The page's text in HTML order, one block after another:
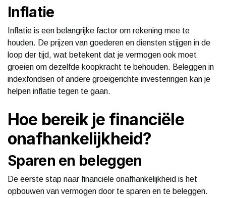
Inflatie
Inflatie is een belangrijke factor om rekening mee te
houden. De prijzen van goederen en diensten stijgen in de
loop der tijd, wat betekent dat je vermogen ook moet
groeien om dezelfde koopkracht te behouden. Beleggen in
indexfondsen of andere groeigerichte investeringen kan je
helpen inflatie tegen te gaan.
Hoe bereik je financiële
onafhankelijkheid?
Sparen en beleggen
De eerste stap naar financiële onafhankelijkheid is het
opbouwen van vermogen door te sparen en te beleggen.